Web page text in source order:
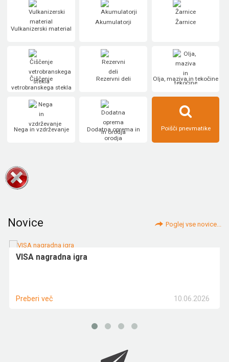
Vulkanizerski material
Akumulatorji Žarnice
Čiščenje
vetrobranskega stekla
Rezervni deli Olja, maziva in tekočine
Nega in vzdrževanje
Dodatna oprema in
orodja
Poišči pnevmatike
Novice Poglej vse novice...
VISA nagradna igra
10.06.2026
Preberi več